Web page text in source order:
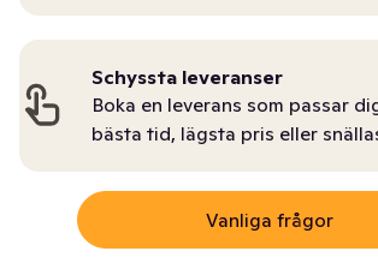
Schyssta leveranser
Boka en leverans som passar
bästa tid, lägsta pris eller
Vanliga frågor